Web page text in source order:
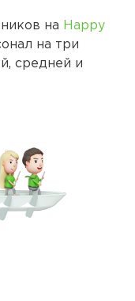
на Happy
на три
средней и